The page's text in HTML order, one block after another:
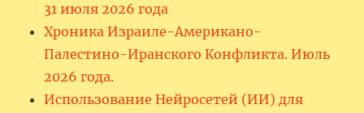
31 июля 2026 года
Хроника Израиле-Американо-
Палестино-Иранского Конфликта. Июль
2026 года.
Использование Нейросетей (ИИ) для